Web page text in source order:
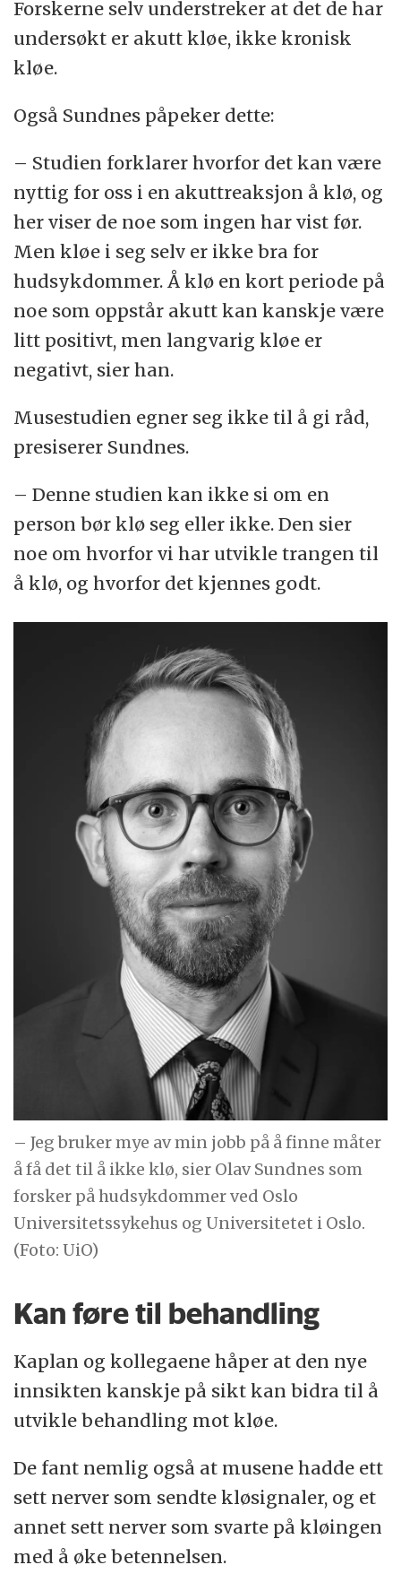
Forskerne selv understreker at det de har
undersøkt er akutt kløe, ikke kronisk
kløe.
Også Sundnes påpeker dette:
– Studien forklarer hvorfor det kan være
nyttig for oss i en akuttreaksjon å klø, og
her viser de noe som ingen har vist før.
Men kløe i seg selv er ikke bra for
hudsykdommer. Å klø en kort periode på
noe som oppstår akutt kan kanskje være
litt positivt, men langvarig kløe er
negativt, sier han.
Musestudien egner seg ikke til å gi råd,
presiserer Sundnes.
– Denne studien kan ikke si om en
person bør klø seg eller ikke. Den sier
noe om hvorfor vi har utvikle trangen til
å klø, og hvorfor det kjennes godt.
– Jeg bruker mye av min jobb på å finne måter
å få det til å ikke klø, sier Olav Sundnes som
forsker på hudsykdommer ved Oslo
Universitetssykehus og Universitetet i Oslo.
(Foto: UiO)
Kan føre til behandling
Kaplan og kollegaene håper at den nye
innsikten kanskje på sikt kan bidra til å
utvikle behandling mot kløe.
De fant nemlig også at musene hadde ett
sett nerver som sendte kløsignaler, og et
annet sett nerver som svarte på kløingen
med å øke betennelsen.